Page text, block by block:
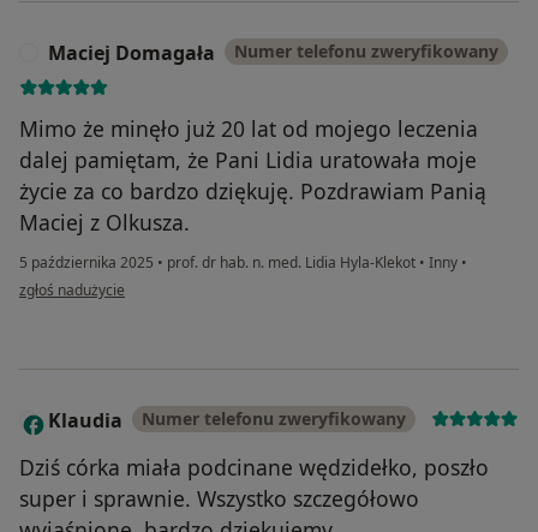
Maciej Domagała Numer telefonu zweryfikowany
Mimo że minęło już 20 lat od mojego leczenia
dalej pamiętam, że Pani Lidia uratowała moje
życie za co bardzo dziękuję. Pozdrawiam Panią
Maciej z Olkusza.
5 października 2025 • prof. dr hab. n. med. Lidia Hyla-Klekot • Inny •
w opinii użytkownika Maciej Domagała
zgłoś nadużycie
K Klaudia Numer telefonu zweryfikowany
Dziś córka miała podcinane wędzidełko, poszło
super i sprawnie. Wszystko szczegółowo